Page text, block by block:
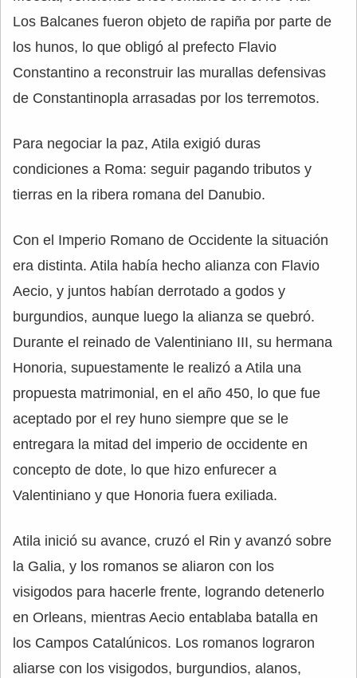
Los Balcanes fueron objeto de rapiña por parte de
los hunos, lo que obligó al prefecto Flavio
Constantino a reconstruir las murallas defensivas
de Constantinopla arrasadas por los terremotos.
Para negociar la paz, Atila exigió duras
condiciones a Roma: seguir pagando tributos y
tierras en la ribera romana del Danubio.
Con el Imperio Romano de Occidente la situación
era distinta. Atila había hecho alianza con Flavio
Aecio, y juntos habían derrotado a godos y
burgundios, aunque luego la alianza se quebró.
Durante el reinado de Valentiniano III, su hermana
Honoria, supuestamente le realizó a Atila una
propuesta matrimonial, en el año 450, lo que fue
aceptado por el rey huno siempre que se le
entregara la mitad del imperio de occidente en
concepto de dote, lo que hizo enfurecer a
Valentiniano y que Honoria fuera exiliada.
Atila inició su avance, cruzó el Rin y avanzó sobre
la Galia, y los romanos se aliaron con los
visigodos para hacerle frente, logrando detenerlo
en Orleans, mientras Aecio entablaba batalla en
los Campos Catalúnicos. Los romanos lograron
aliarse con los visigodos, burgundios, alanos,